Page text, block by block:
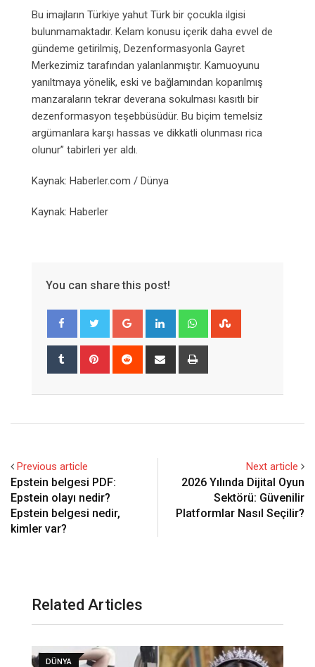
Bu imajların Türkiye yahut Türk bir çocukla ilgisi
bulunmamaktadır. Kelam konusu içerik daha evvel de
gündeme getirilmiş, Dezenformasyonla Gayret
Merkezimiz tarafından yalanlanmıştır. Kamuoyunu
yanıltmaya yönelik, eski ve bağlamından koparılmış
manzaraların tekrar deverana sokulması kasıtlı bir
dezenformasyon teşebbüsüdür. Bu biçim temelsiz
argümanlara karşı hassas ve dikkatli olunması rica
olunur” tabirleri yer aldı.
Kaynak: Haberler.com / Dünya
Kaynak: Haberler
You can share this post!
Google+ LinkedIn Whatsapp
Tumblr Pinterest Reddit
Share
Previous article
Epstein belgesi PDF:
Epstein olayı nedir?
Epstein belgesi nedir,
kimler var?
Next article
2026 Yılında Dijital Oyun
Sektörü: Güvenilir
Platformlar Nasıl Seçilir?
Related Articles
DÜNYA